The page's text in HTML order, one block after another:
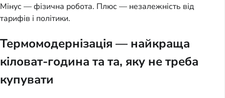
Мінус — фізична робота. Плюс — незалежність від
тарифів і політики.
Термомодернізація — найкраща
кіловат-година та та, яку не треба
купувати